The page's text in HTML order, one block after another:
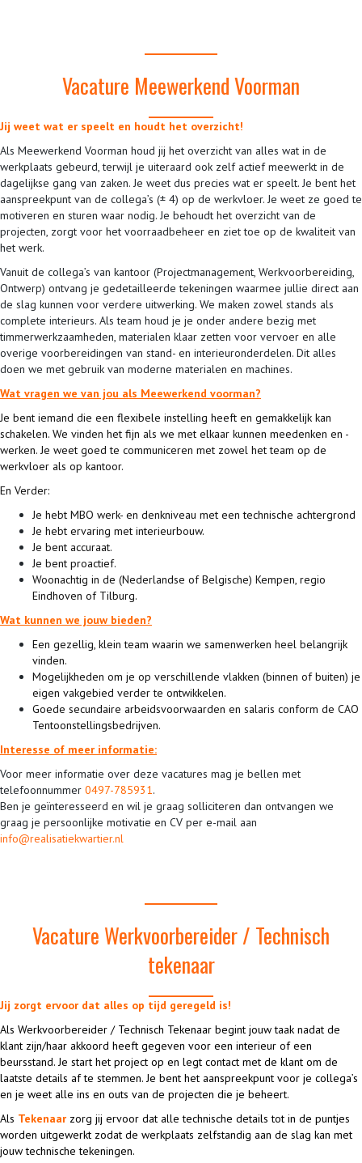
Vacature Meewerkend Voorman
Jij weet wat er speelt en houdt het overzicht!
Als Meewerkend Voorman houd jij het overzicht van alles wat in de
werkplaats gebeurd, terwijl je uiteraard ook zelf actief meewerkt in de
dagelijkse gang van zaken. Je weet dus precies wat er speelt. Je bent het
aanspreekpunt van de collega’s (± 4) op de werkvloer. Je weet ze goed te
motiveren en sturen waar nodig. Je behoudt het overzicht van de
projecten, zorgt voor het voorraadbeheer en ziet toe op de kwaliteit van
het werk.
Vanuit de collega’s van kantoor (Projectmanagement, Werkvoorbereiding,
Ontwerp) ontvang je gedetailleerde tekeningen waarmee jullie direct aan
de slag kunnen voor verdere uitwerking. We maken zowel stands als
complete interieurs. Als team houd je je onder andere bezig met
timmerwerkzaamheden, materialen klaar zetten voor vervoer en alle
overige voorbereidingen van stand- en interieuronderdelen. Dit alles
doen we met gebruik van moderne materialen en machines.
Wat vragen we van jou als Meewerkend voorman?
Je bent iemand die een flexibele instelling heeft en gemakkelijk kan
schakelen. We vinden het fijn als we met elkaar kunnen meedenken en -
werken. Je weet goed te communiceren met zowel het team op de
werkvloer als op kantoor.
En Verder:
Je hebt MBO werk- en denkniveau met een technische achtergrond
Je hebt ervaring met interieurbouw.
Je bent accuraat.
Je bent proactief.
Woonachtig in de (Nederlandse of Belgische) Kempen, regio
Eindhoven of Tilburg.
Wat kunnen we jouw bieden?
Een gezellig, klein team waarin we samenwerken heel belangrijk
vinden.
Mogelijkheden om je op verschillende vlakken (binnen of buiten) je
eigen vakgebied verder te ontwikkelen.
Goede secundaire arbeidsvoorwaarden en salaris conform de CAO
Tentoonstellingsbedrijven.
Interesse of meer informatie:
Voor meer informatie over deze vacatures mag je bellen met
telefoonnummer 0497-785931.
Ben je geïnteresseerd en wil je graag solliciteren dan ontvangen we
graag je persoonlijke motivatie en CV per e-mail aan
info@realisatiekwartier.nl
Vacature Werkvoorbereider / Technisch
tekenaar
Jij zorgt ervoor dat alles op tijd geregeld is!
Als Werkvoorbereider / Technisch Tekenaar begint jouw taak nadat de
klant zijn/haar akkoord heeft gegeven voor een interieur of een
beursstand. Je start het project op en legt contact met de klant om de
laatste details af te stemmen. Je bent het aanspreekpunt voor je collega’s
en je weet alle ins en outs van de projecten die je beheert.
Als Tekenaar zorg jij ervoor dat alle technische details tot in de puntjes
worden uitgewerkt zodat de werkplaats zelfstandig aan de slag kan met
jouw technische tekeningen.